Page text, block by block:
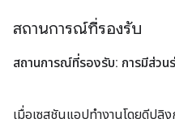
สถานการณ์ที่รองรับ
สถานการณ์ที่รองรับ: การมีส่ว
เมื่อเซสชันแอปทำงานโดยดีปลิง